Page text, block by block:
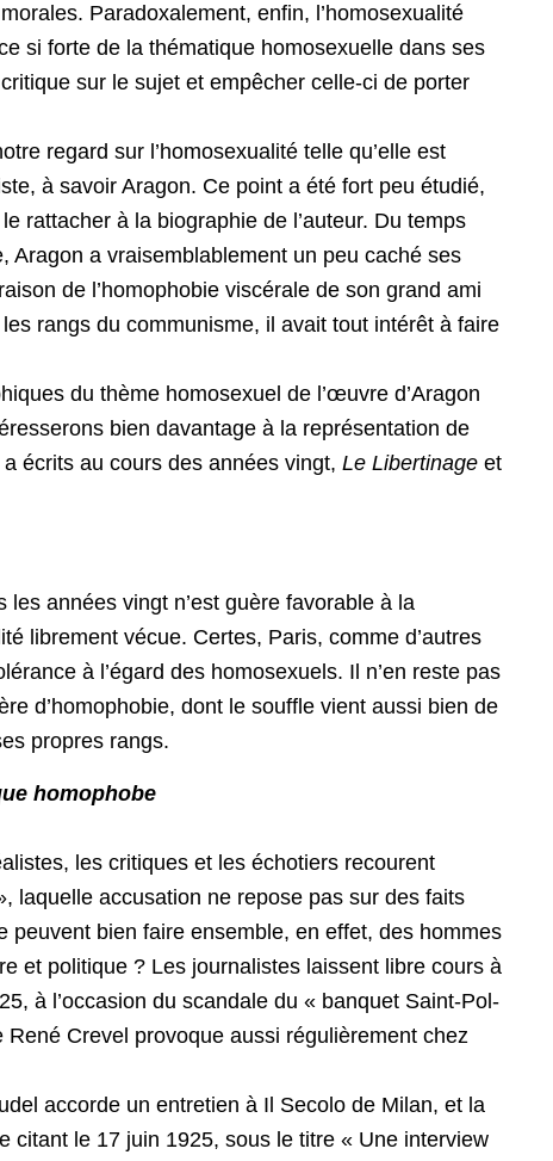
Paradoxalement, enfin, l’homosexualité
si forte de la thématique homosexuelle dans ses
sur le sujet et empêcher celle-ci de porter
regard sur l’homosexualité telle qu’elle est
à savoir Aragon. Ce point a été fort peu étudié,
rattacher à la biographie de l’auteur. Du temps
Aragon a vraisemblablement un peu caché ses
de l’homophobie viscérale de son grand ami
rangs du communisme, il avait tout intérêt à faire
du thème homosexuel de l’œuvre d’Aragon
bien davantage à la représentation de
a écrits au cours des années vingt, Le Libertinage et
années vingt n’est guère favorable à la
librement vécue. Certes, Paris, comme d’autres
à l’égard des homosexuels. Il n’en reste pas
d’homophobie, dont le souffle vient aussi bien de
propres rangs.
homophobe
les critiques et les échotiers recourent
laquelle accusation ne repose pas sur des faits
peuvent bien faire ensemble, en effet, des hommes
et politique ? Les journalistes laissent libre cours à
à l’occasion du scandale du « banquet Saint-Pol-
Crevel provoque aussi régulièrement chez
accorde un entretien à Il Secolo de Milan, et la
citant le 17 juin 1925, sous le titre « Une interview